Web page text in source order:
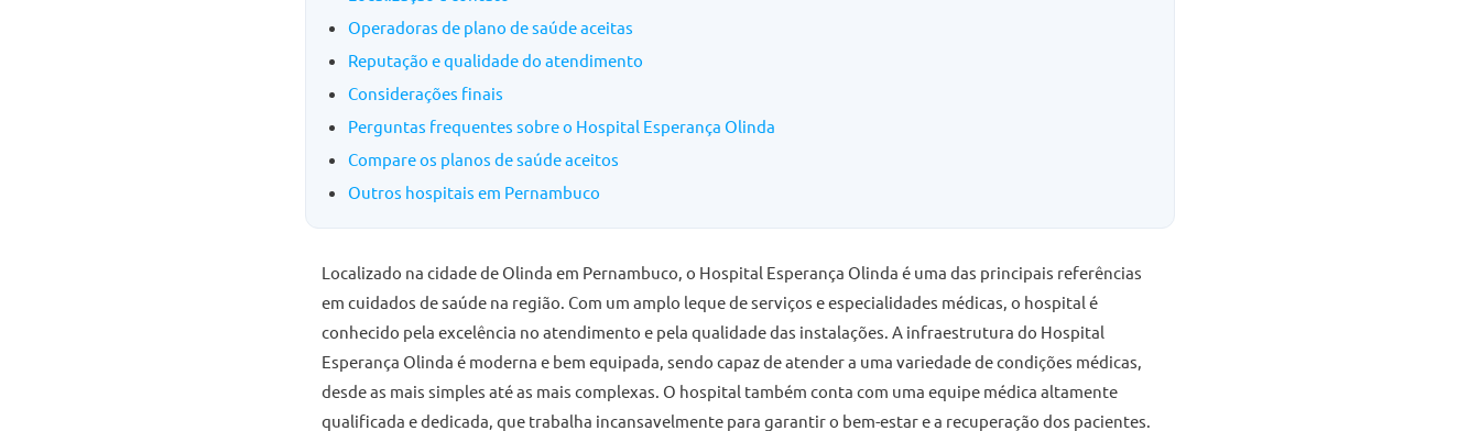
Operadoras de plano de saúde aceitas
Reputação e qualidade do atendimento
Considerações finais
Perguntas frequentes sobre o Hospital Esperança Olinda
Compare os planos de saúde aceitos
Outros hospitais em Pernambuco
Localizado na cidade de Olinda em Pernambuco, o Hospital Esperança Olinda é uma das principais referências
em cuidados de saúde na região. Com um amplo leque de serviços e especialidades médicas, o hospital é
conhecido pela excelência no atendimento e pela qualidade das instalações. A infraestrutura do Hospital
Esperança Olinda é moderna e bem equipada, sendo capaz de atender a uma variedade de condições médicas,
desde as mais simples até as mais complexas. O hospital também conta com uma equipe médica altamente
qualificada e dedicada, que trabalha incansavelmente para garantir o bem-estar e a recuperação dos pacientes.